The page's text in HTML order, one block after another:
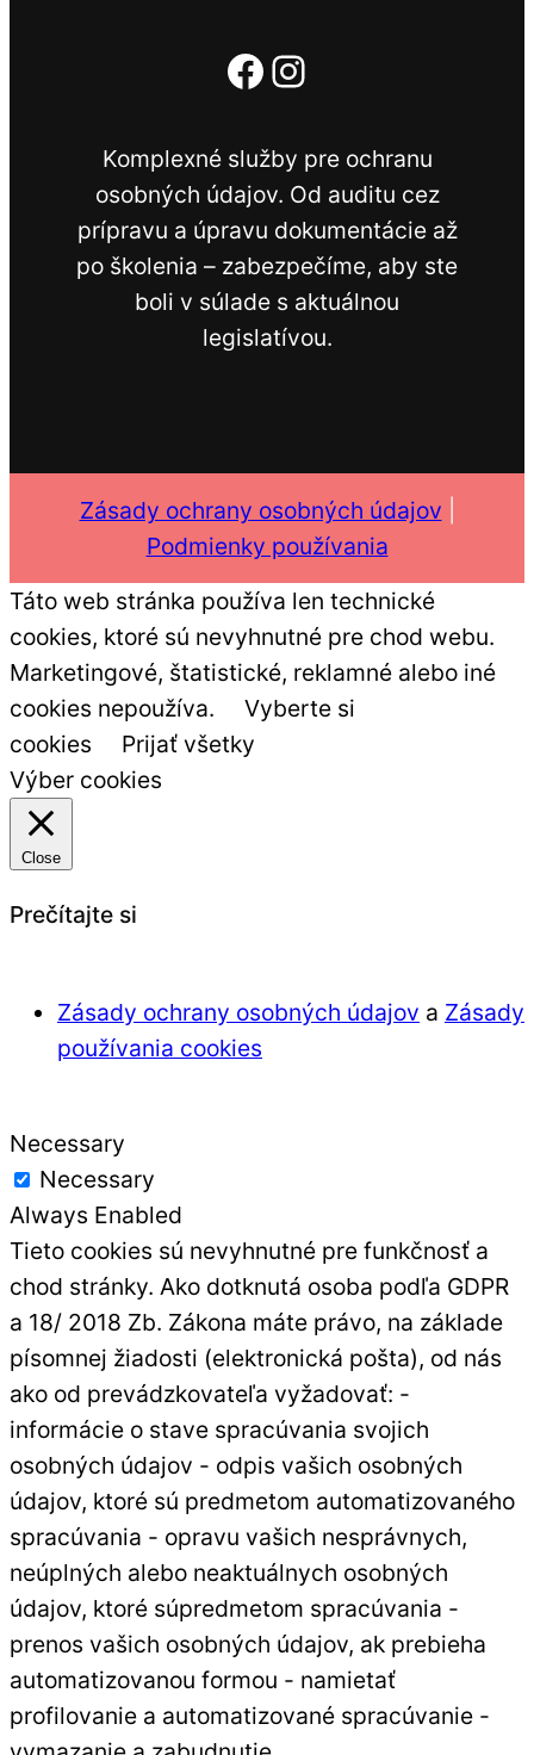
Facebook
Instagram
Komplexné služby pre ochranu
osobných údajov. Od auditu cez
prípravu a úpravu dokumentácie až
po školenia – zabezpečíme, aby ste
boli v súlade s aktuálnou
legislatívou.
Zásady ochrany osobných údajov
Podmienky používania
Táto web stránka používa len technické
cookies, ktoré sú nevyhnutné pre chod webu.
Marketingové, štatistické, reklamné alebo iné
cookies nepoužíva.
Vyberte si
cookies
Prijať všetky
Výber cookies
Close
Prečítajte si
Zásady ochrany osobných údajov a Zásady
používania cookies
Necessary
Necessary
Always Enabled
Tieto cookies sú nevyhnutné pre funkčnosť a
chod stránky. Ako dotknutá osoba podľa GDPR
a 18/ 2018 Zb. Zákona máte právo, na základe
písomnej žiadosti (elektronická pošta), od nás
ako od prevádzkovateľa vyžadovať: -
informácie o stave spracúvania svojich
osobných údajov - odpis vašich osobných
údajov, ktoré sú predmetom automatizovaného
spracúvania - opravu vašich nesprávnych,
neúplných alebo neaktuálnych osobných
údajov, ktoré súpredmetom spracúvania -
prenos vašich osobných údajov, ak prebieha
automatizovanou formou - namietať
profilovanie a automatizované spracúvanie -